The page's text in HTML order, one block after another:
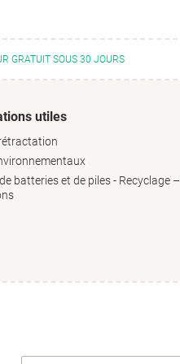
GRATUIT SOUS 30 JOURS
utiles
batteries et de piles - Recyclage –